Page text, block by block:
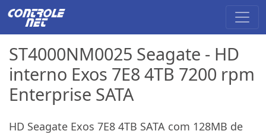
ST4000NM0025 Seagate - HD
interno Exos 7E8 4TB 7200 rpm
Enterprise SATA
HD Seagate Exos 7E8 4TB SATA com 128MB de